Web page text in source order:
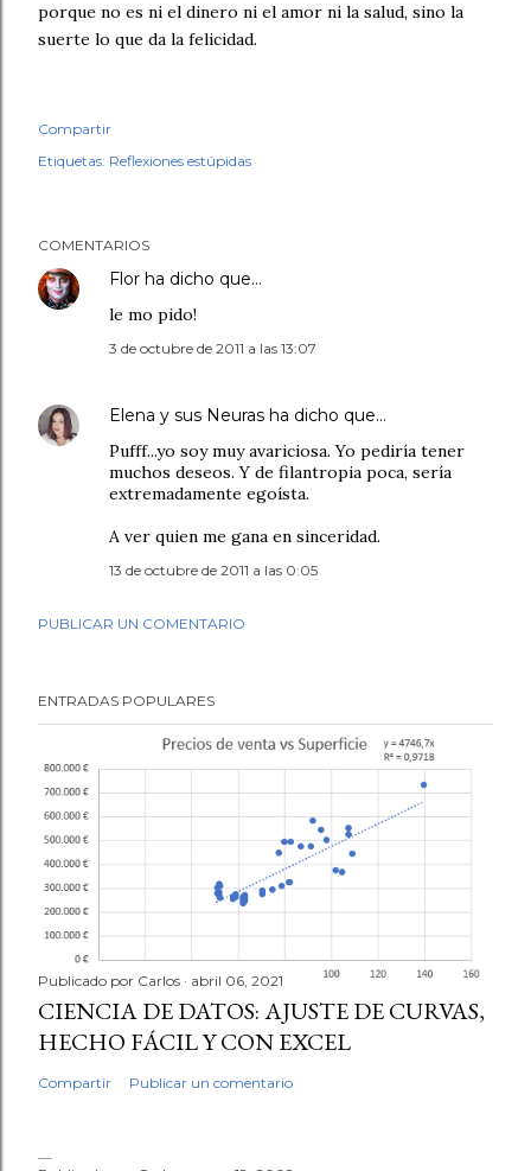
porque no es ni el dinero ni el amor ni la salud, sino la
suerte lo que da la felicidad.
Compartir
Etiquetas: Reflexiones estúpidas
COMENTARIOS
Flor ha dicho que…
le mo pido!
3 de octubre de 2011 a las 13:07
Elena y sus Neuras ha dicho que…
Pufff...yo soy muy avariciosa. Yo pediría tener
muchos deseos. Y de filantropia poca, sería
extremadamente egoísta.
A ver quien me gana en sinceridad.
13 de octubre de 2011 a las 0:05
PUBLICAR UN COMENTARIO
ENTRADAS POPULARES
Publicado por Carlos abril 06, 2021
CIENCIA DE DATOS: AJUSTE DE CURVAS,
HECHO FÁCIL Y CON EXCEL
Compartir Publicar un comentario